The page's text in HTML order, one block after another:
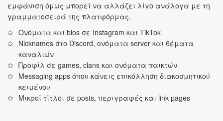
εμφάνιση όμως μπορεί να αλλάζει λίγο ανάλογα με τη
γραμματοσειρά της πλατφόρμας.
Ονόματα και bios σε Instagram και TikTok
Nicknames στο Discord, ονόματα server και θέματα
καναλιών
Προφίλ σε games, clans και ονόματα παικτών
Messaging apps όπου κάνεις επικόλληση διακοσμητικού
κειμένου
Μικροί τίτλοι σε posts, περιγραφές και link pages